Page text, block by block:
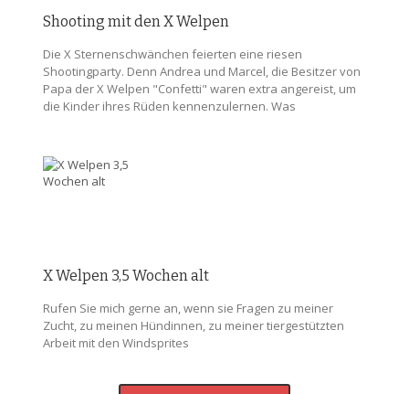
Shooting mit den X Welpen
Die X Sternenschwänchen feierten eine riesen
Shootingparty. Denn Andrea und Marcel, die Besitzer von
Papa der X Welpen "Confetti" waren extra angereist, um
die Kinder ihres Rüden kennenzulernen. Was
X Welpen 3,5 Wochen alt
Rufen Sie mich gerne an, wenn sie Fragen zu meiner
Zucht, zu meinen Hündinnen, zu meiner tiergestützten
Arbeit mit den Windsprites